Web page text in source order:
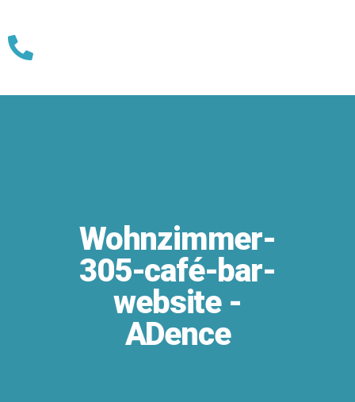
Wohnzimmer-
305-café-bar-
website -
ADence